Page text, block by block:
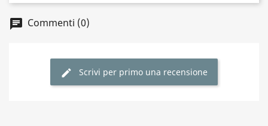
Commenti (0)
Scrivi per primo una recensione